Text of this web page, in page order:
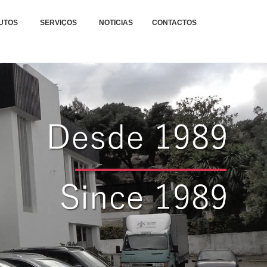
E REPARAÇÕES
SERVIÇOS NOTICIAS CONTACTOS